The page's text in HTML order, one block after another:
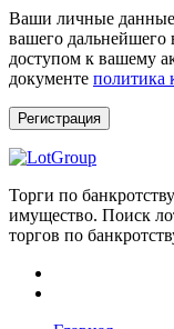
Ваши личные данные
вашего дальнейшего
доступом к вашему
документе политика
Регистрация
Торги по
имущество. Поиск
торгов по